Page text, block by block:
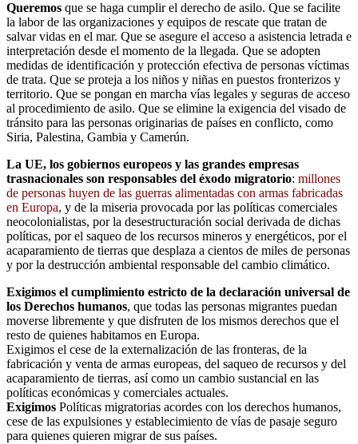
Queremos que se haga cumplir el derecho de asilo. Que se facilite
la labor de las organizaciones y equipos de rescate que tratan de
salvar vidas en el mar. Que se asegure el acceso a asistencia letrada e
interpretación desde el momento de la llegada. Que se adopten
medidas de identificación y protección efectiva de personas víctimas
de trata. Que se proteja a los niños y niñas en puestos fronterizos y
territorio. Que se pongan en marcha vías legales y seguras de acceso
al procedimiento de asilo. Que se elimine la exigencia del visado de
tránsito para las personas originarias de países en conflicto, como
Siria, Palestina, Gambia y Camerún.
La UE, los gobiernos europeos y las grandes empresas
trasnacionales son responsables del éxodo migratorio: millones
de personas huyen de las guerras alimentadas con armas fabricadas
en Europa, y de la miseria provocada por las políticas comerciales
neocolonialistas, por la desestructuración social derivada de dichas
políticas, por el saqueo de los recursos mineros y energéticos, por el
acaparamiento de tierras que desplaza a cientos de miles de personas
y por la destrucción ambiental responsable del cambio climático.
Exigimos el cumplimiento estricto de la declaración universal de
los Derechos humanos, que todas las personas migrantes puedan
moverse libremente y que disfruten de los mismos derechos que el
resto de quienes habitamos en Europa.
Exigimos el cese de la externalización de las fronteras, de la
fabricación y venta de armas europeas, del saqueo de recursos y del
acaparamiento de tierras, así como un cambio sustancial en las
políticas económicas y comerciales actuales.
Exigimos Políticas migratorias acordes con los derechos humanos,
cese de las expulsiones y establecimiento de vías de pasaje seguro
para quienes quieren migrar de sus países.